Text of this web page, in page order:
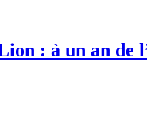
: à un an de